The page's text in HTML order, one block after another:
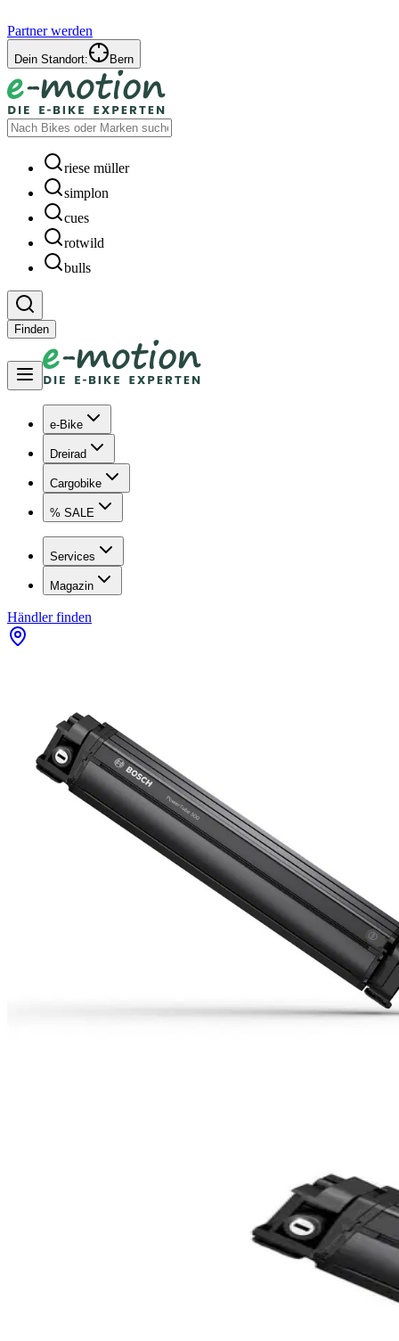
Partner werden
Dein Standort: Bern
riese müller
simplon
cues
rotwild
bulls
Finden
e-Bike
Dreirad
Cargobike
% SALE
Services
Magazin
Händler finden